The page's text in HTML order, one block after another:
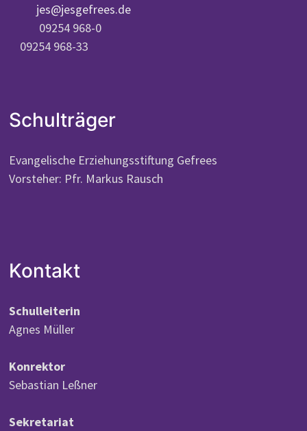
jes@jesgefrees.de
09254 968-0
09254 968-33
Schulträger
Evangelische Erziehungsstiftung Gefrees
Vorsteher: Pfr. Markus Rausch
Kontakt
Schulleiterin
Agnes Müller
Konrektor
Sebastian Leßner
Sekretariat